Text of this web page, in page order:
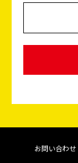
お問い合わせ